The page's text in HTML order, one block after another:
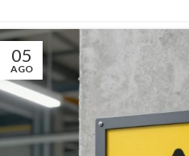
05
AGO